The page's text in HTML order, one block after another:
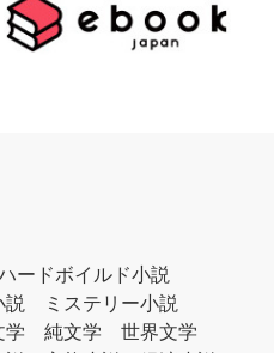
ードボイルド小説
説
ミステリー小説
学 純文学
世界文学